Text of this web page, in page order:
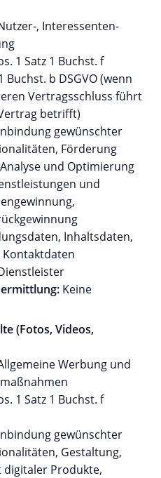
, Interessenten-
1 Satz 1 Buchst. f
Buchst. b DSGVO (wenn
Vertragsschluss führt
betrifft)
gewünschter
Förderung
und Optimierung
und
Inhaltsdaten,
Kontaktdaten
Keine
(Fotos, Videos,
Werbung und
1 Satz 1 Buchst. f
gewünschter
Gestaltung,
Produkte,